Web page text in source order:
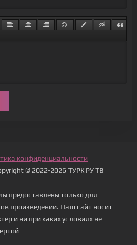
конфиденциальности
© 2022-2026 ТУРК РУ ТВ
предоставлены только для
произведении. Наш сайт носит
и ни при каких условиях не